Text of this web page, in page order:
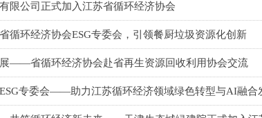
限公司正式加入江苏省循环经济协会
循环经济协会ESG专委会，引领餐厨垃圾资源化创新
——省循环经济协会赴省再生资源回收利用协会交流
专委会——助力江苏循环经济领域绿色转型与AI融合